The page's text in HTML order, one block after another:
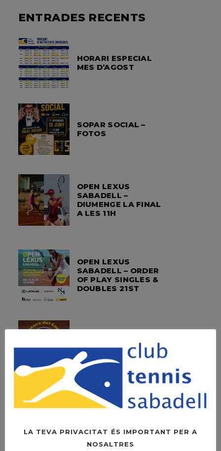
ENTRADES RECENTS
HORARI ESPECIAL
MES D’AGOST
SOPAR SOCIAL –
FOTOS
OPEN LEXUS
SABADELL –
DIUMENGE LA FINAL
A LES 11H
OPEN LEXUS
SABADELL – ORDER
OF PLAY SINGLES &
DOUBLES 21ST
CAPVESPRE DE
TENNIS
ETIQUETES
LA TEVA PRIVACITAT ÉS IMPORTANT PER A
NOSALTRES